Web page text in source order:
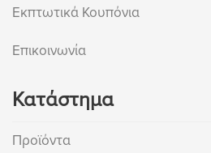
Εκπτωτικά Κουπόνια
Επικοινωνία
Κατάστημα
Προϊόντα